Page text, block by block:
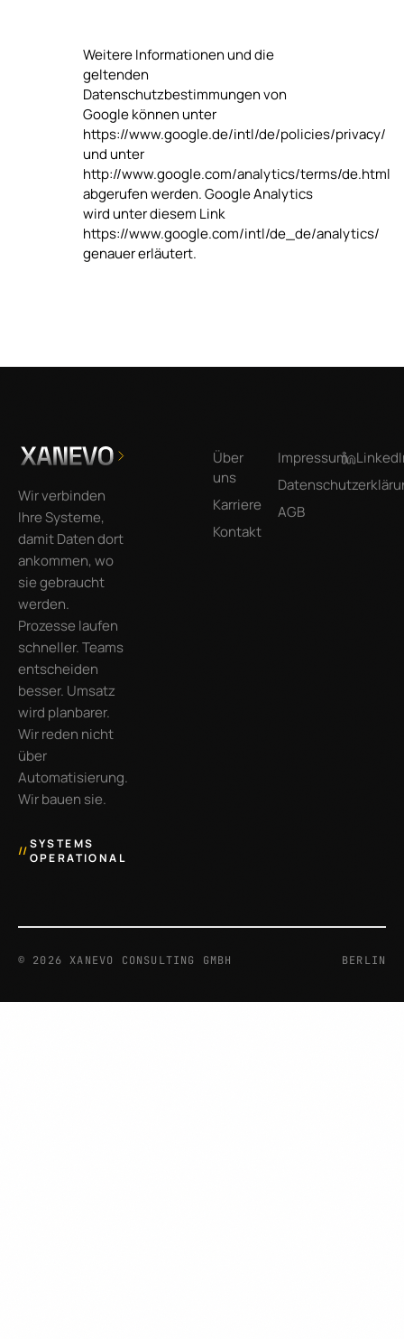
Weitere Informationen und die
geltenden
Datenschutzbestimmungen von
Google können unter
https://www.google.de/intl/de/policies/privacy/
und unter
http://www.google.com/analytics/terms/de.html
abgerufen werden. Google Analytics
wird unter diesem Link
https://www.google.com/intl/de_de/analytics/
genauer erläutert.
Wir verbinden
Ihre Systeme,
damit Daten dort
ankommen, wo
sie gebraucht
werden.
Prozesse laufen
schneller. Teams
entscheiden
besser. Umsatz
wird planbarer.
Wir reden nicht
über
Automatisierung.
Wir bauen sie.
//SYSTEMS
OPERATIONAL
Über
uns
Karriere
Kontakt
Impressum
AGB
© 2026 XANEVO CONSULTING GMBH BERLIN